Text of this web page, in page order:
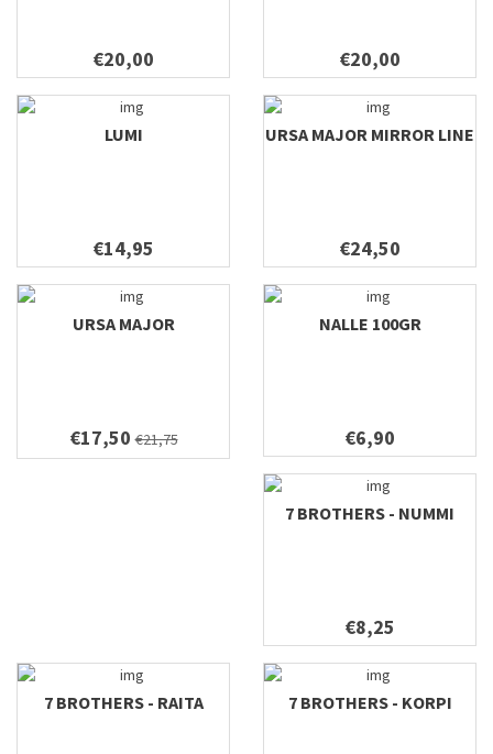
€20,00 €20,00
LUMI
€14,95
URSA MAJOR MIRROR LINE
€24,50
URSA MAJOR
€17,50 €21,75
NALLE 100GR
€6,90
7 BROTHERS - NUMMI
€8,25
7 BROTHERS - RAITA 7 BROTHERS - KORPI